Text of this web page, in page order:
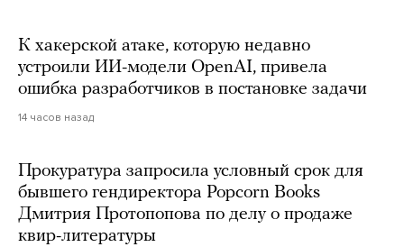
К хакерской атаке, которую недавно
устроили ИИ-модели OpenAI, привела
ошибка разработчиков в постановке задачи
14 часов назад
Прокуратура запросила условный срок для
бывшего гендиректора Popcorn Books
Дмитрия Протопопова по делу о продаже
квир-литературы